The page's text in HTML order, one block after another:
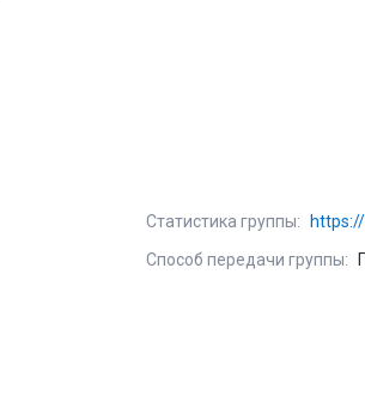
Статистика группы:
Способ передачи группы: